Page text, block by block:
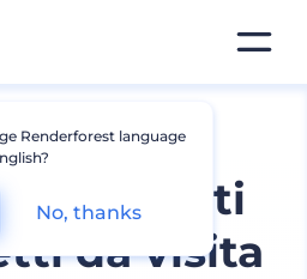
da visita
Renderforest language
No, thanks